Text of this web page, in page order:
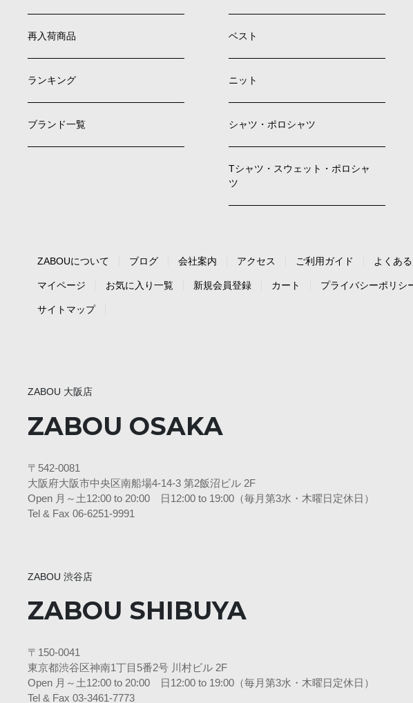
再入荷商品
ランキング
ブランド一覧
ベスト
ニット
シャツ・ポロシャツ
Tシャツ・スウェット・ポロシャ
ツ
ZABOUについて ブログ 会社案内 アクセス ご利用ガイド よくあ
マイページ お気に入り一覧 新規会員登録 カート プライバシーポリシ
サイトマップ
ZABOU 大阪店
ZABOU OSAKA
〒542-0081
大阪府大阪市中央区南船場4-14-3 第2飯沼ビル 2F
Open 月～土12:00 to 20:00 日12:00 to 19:00（毎月第3水・木曜日定休日）
Tel & Fax 06-6251-9991
ZABOU 渋谷店
ZABOU SHIBUYA
〒150-0041
東京都渋谷区神南1丁目5番2号 川村ビル 2F
Open 月～土12:00 to 20:00 日12:00 to 19:00（毎月第3水・木曜日定休日）
Tel & Fax 03-3461-7773